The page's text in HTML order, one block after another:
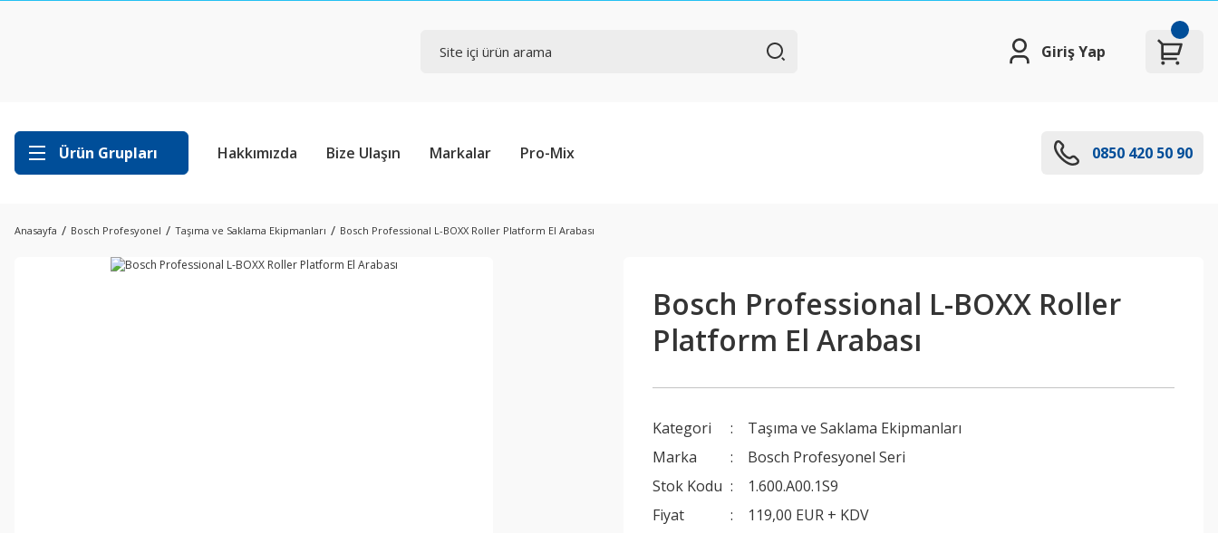
Giriş Yap
Ürün Grupları Hakkımızda Bize Ulaşın Markalar Pro-Mix 0850 420 50 90
Anasayfa Bosch Profesyonel Taşıma ve Saklama Ekipmanları Bosch Professional L-BOXX Roller Platform El Arabası
Bosch Professional L-BOXX Roller
Platform El Arabası
Kategori
Taşıma ve Saklama Ekipmanları
Marka
Bosch Profesyonel Seri
Stok Kodu
1.600.A00.1S9
Fiyat
119,00 EUR + KDV